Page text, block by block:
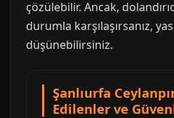
çözülebilir. Ancak,
durumla karşılaşırsanız,
düşünebilirsiniz.
Şanlıurfa
Edilenler ve